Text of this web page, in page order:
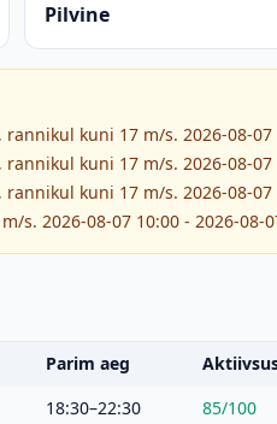
Pilvine
kuni 17 m/s. 2026-08-07
kuni 17 m/s. 2026-08-07
kuni 17 m/s. 2026-08-07
s. 2026-08-07 10:00 - 2026-08-
Parim aeg
18:30–22:30 85/100